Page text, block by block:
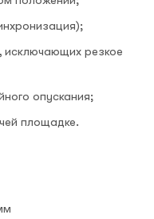
исключающих резкое
опускания;
площадке.